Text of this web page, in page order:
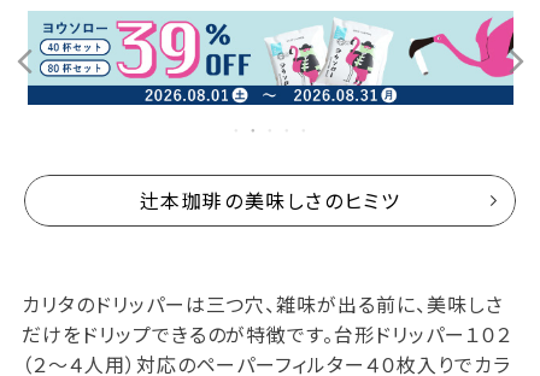
辻本珈琲の美味しさのヒミツ
カリタのドリッパーは三つ穴、雑味が出る前に、美味しさ
だけをドリップできるのが特徴です。台形ドリッパー１０２
（２～４人用）対応のペーパーフィルター４０枚入りでカラ